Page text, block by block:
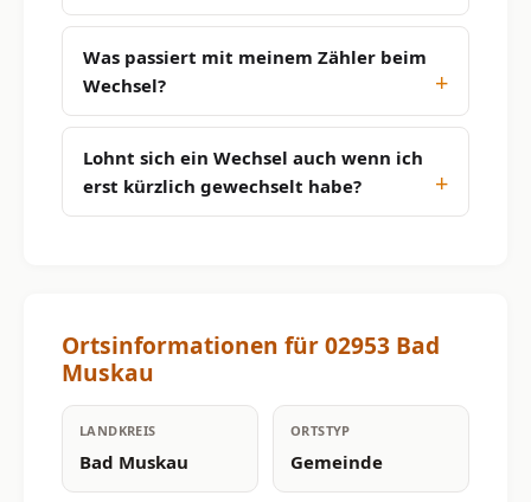
Was passiert mit meinem Zähler beim
Wechsel?
Lohnt sich ein Wechsel auch wenn ich
erst kürzlich gewechselt habe?
Ortsinformationen für 02953 Bad
Muskau
LANDKREIS
Bad Muskau
ORTSTYP
Gemeinde